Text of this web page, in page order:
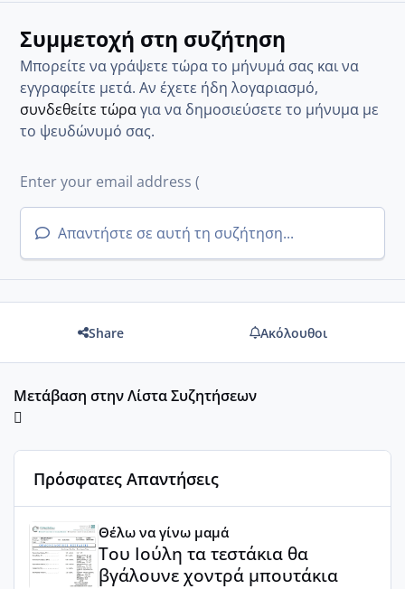
Συμμετοχή στη συζήτηση
Μπορείτε να γράψετε τώρα το μήνυμά σας και να
εγγραφείτε μετά. Αν έχετε ήδη λογαριασμό,
συνδεθείτε τώραγια να δημοσιεύσετε το μήνυμα με
το ψευδώνυμό σας.
Απαντήστε σε αυτή τη συζήτηση...
Share Ακόλουθοι
Μετάβαση στην Λίστα Συζητήσεων
Πρόσφατες Απαντήσεις
Θέλω να γίνω μαμά
Του Ιούλη τα τεστάκια θα
βγάλουνε χοντρά μπουτάκια